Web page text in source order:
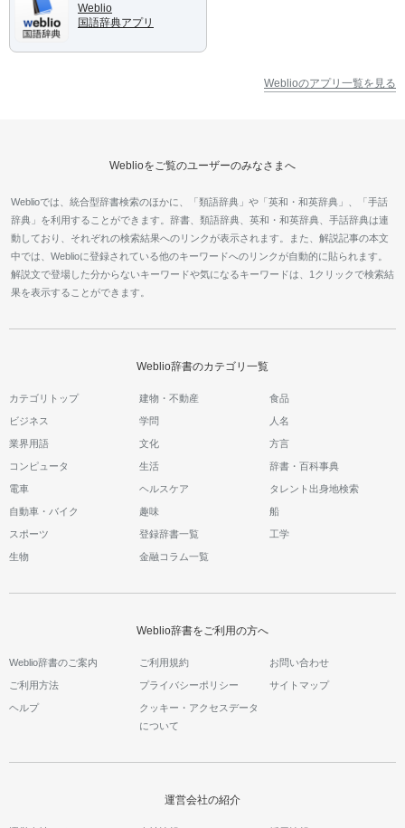
Weblio
国語辞典アプリ
Weblioのアプリ一覧を見る
Weblioをご覧のユーザーのみなさまへ
Weblioでは、統合型辞書検索のほかに、「類語辞典」や「英和・和英辞典」、「手話
辞典」を利用することができます。辞書、類語辞典、英和・和英辞典、手話辞典は連
動しており、それぞれの検索結果へのリンクが表示されます。また、解説記事の本文
中では、Weblioに登録されている他のキーワードへのリンクが自動的に貼られます。
解説文で登場した分からないキーワードや気になるキーワードは、1クリックで検索結
果を表示することができます。
Weblio辞書のカテゴリ一覧
カテゴリトップ 建物・不動産 食品
ビジネス 学問 人名
業界用語 文化 方言
コンピュータ 生活 辞書・百科事典
電車 ヘルスケア タレント出身地検索
自動車・バイク 趣味 船
スポーツ 登録辞書一覧 工学
生物 金融コラム一覧
Weblio辞書をご利用の方へ
Weblio辞書のご案内 ご利用規約 お問い合わせ
ご利用方法 プライバシーポリシー サイトマップ
ヘルプ
クッキー・アクセスデータ
について
運営会社の紹介